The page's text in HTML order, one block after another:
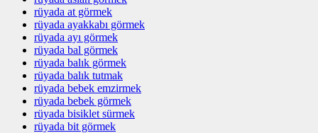
rüyada at görmek
rüyada ayakkabı görmek
rüyada ayı görmek
rüyada bal görmek
rüyada balık görmek
rüyada balık tutmak
rüyada bebek emzirmek
rüyada bebek görmek
rüyada bisiklet sürmek
rüyada bit görmek